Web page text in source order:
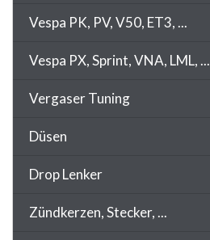
Vespa PK, PV, V50, ET3, ...
Vespa PX, Sprint, VNA, LML, ...
Vergaser Tuning
Düsen
Drop Lenker
Zündkerzen, Stecker, ...